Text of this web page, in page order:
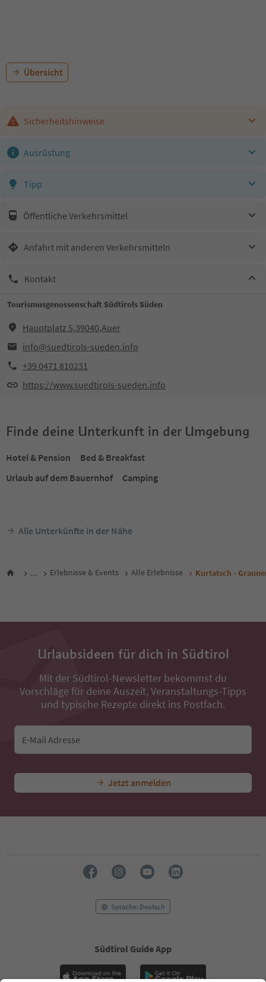
Übersicht
Sicherheitshinweise
Ausrüstung
Tipp
Öffentliche Verkehrsmittel
Anfahrt mit anderen Verkehrsmitteln
Kontakt
Tourismusgenossenschaft Südtirols Süden
Hauptplatz 5,39040,Auer
info@suedtirols-sueden.info
+39 0471 810231
https://www.suedtirols-sueden.info
Finde deine Unterkunft in der Umgebung
Hotel & Pension
Bed & Breakfast
Urlaub auf dem Bauernhof
Camping
Alle Unterkünfte in der Nähe
... Erlebnisse & Events Alle Erlebnisse Kurtatsch -
Urlaubsideen für dich in Südtirol
Mit der Südtirol-Newsletter bekommst du
Vorschläge für deine Auszeit, Veranstaltungs-Tipps
und typische Rezepte direkt ins Postfach.
E-Mail Adresse
Jetzt anmelden
Sprache: Deutsch
Südtirol Guide App